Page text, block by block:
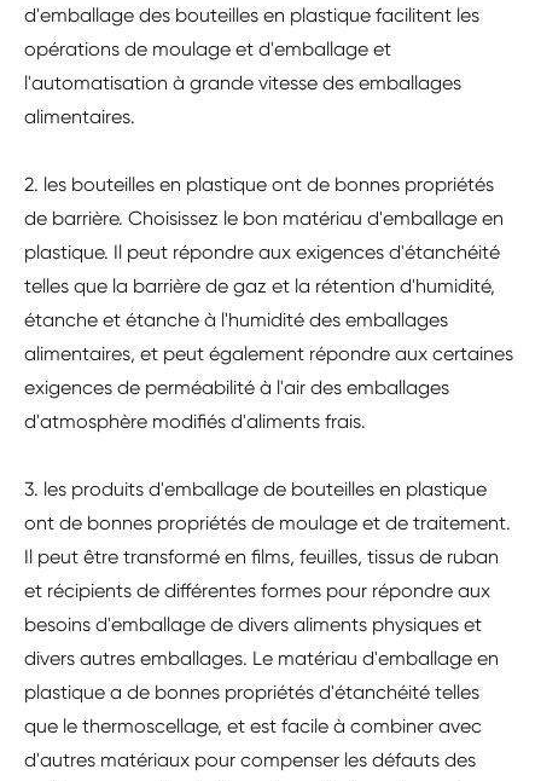
d'emballage des bouteilles en plastique facilitent les
opérations de moulage et d'emballage et
l'automatisation à grande vitesse des emballages
alimentaires.
2. les bouteilles en plastique ont de bonnes propriétés
de barrière. Choisissez le bon matériau d'emballage en
plastique. Il peut répondre aux exigences d'étanchéité
telles que la barrière de gaz et la rétention d'humidité,
étanche et étanche à l'humidité des emballages
alimentaires, et peut également répondre aux certaines
exigences de perméabilité à l'air des emballages
d'atmosphère modifiés d'aliments frais.
3. les produits d'emballage de bouteilles en plastique
ont de bonnes propriétés de moulage et de traitement.
Il peut être transformé en films, feuilles, tissus de ruban
et récipients de différentes formes pour répondre aux
besoins d'emballage de divers aliments physiques et
divers autres emballages. Le matériau d'emballage en
plastique a de bonnes propriétés d'étanchéité telles
que le thermoscellage, et est facile à combiner avec
d'autres matériaux pour compenser les défauts des